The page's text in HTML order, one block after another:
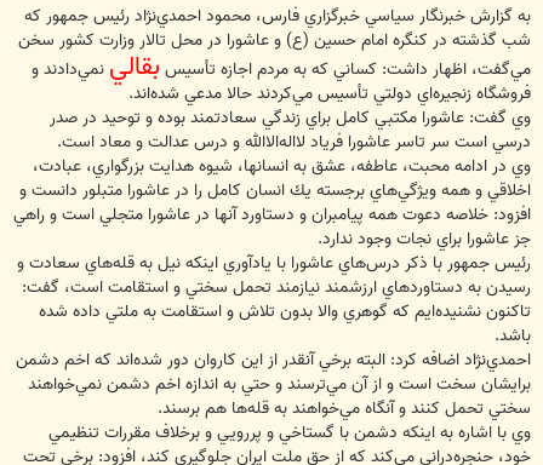
به گزارش خبرنگار سياسي خبرگزاري فارس، محمود احمدي‌نژاد رئيس جمهور كه
شب گذشته در كنگره امام حسين (ع) و عاشورا در محل تالار وزارت كشور سخن
مي‌گفت، اظهار داشت: كساني كه به مردم اجازه تأسيس بقالينمي‌دادند و
فروشگاه زنجيره‌اي دولتي تأسيس مي‌كردند حالا مدعي شده‌اند.
وي گفت: عاشورا مكتبي كامل براي زندگي سعادتمند بوده و توحيد در صدر
درسي است سر تاسر عاشورا فرياد لااله‌الاالله و درس عدالت و معاد است.
وي در ادامه محبت، عاطفه، عشق به انسانها، شيوه هدايت بزرگواري، عبادت،
اخلاقي و همه ويژگي‌‌هاي برجسته يك انسان كامل را در عاشورا متبلور دانست و
افزود: خلاصه دعوت همه پيامبران و دستاورد آنها در عاشورا متجلي است و راهي
جز عاشورا براي نجات وجود ندارد.
رئيس جمهور با ذكر درس‌هاي عاشورا با يادآوري اينكه نيل به قله‌هاي سعادت و
رسيدن به دستاوردهاي ارزشمند نيازمند تحمل سختي و استقامت است، گفت:
تاكنون نشنيد‌ه‌ايم كه گوهري والا بدون تلاش و استقامت به ملتي داده شده
باشد.
احمدي‌نژاد اضافه كرد: البته برخي آنقدر از اين كاروان دور شده‌اند كه اخم دشمن
برايشان سخت است و از آن مي‌ترسند و حتي به اندازه اخم دشمن نمي‌خواهند
سختي تحمل كنند و آنگاه مي‌خواهند به قله‌ها هم برسند.
وي با اشاره به اينكه دشمن با گستاخي و پررويي و برخلاف مقررات تنظيمي
خود، حنجره‌دراني مي‌كند كه از حق ملت ايران جلوگيري كند، افزود: برخي تحت